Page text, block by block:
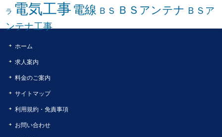
ラ 電気工事 電線 ＢＳ ＢＳアンテナ ＢＳア
ンテナ工事
ホーム
求人案内
料金のご案内
サイトマップ
利用規約・免責事項
お問い合わせ